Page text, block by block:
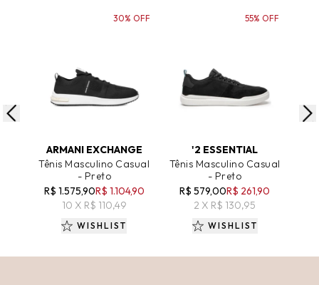
ARMANI EXCHANGE
Tênis Masculino Casual
- Preto
R$ 1.575,90R$ 1.104,90
10 X R$ 110,49
30% OFF
WISHLIST
'2 ESSENTIAL
Tênis Masculino Casual
- Preto
R$ 579,00R$ 261,90
2 X R$ 130,95
55% OFF
WISHLIST